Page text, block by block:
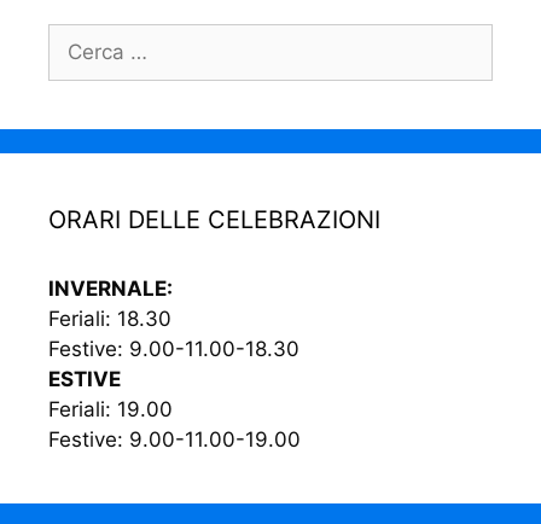
ORARI DELLE CELEBRAZIONI
INVERNALE:
Feriali: 18.30
Festive: 9.00-11.00-18.30
ESTIVE
Feriali: 19.00
Festive: 9.00-11.00-19.00